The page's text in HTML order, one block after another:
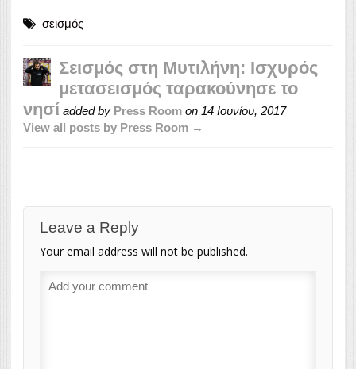
σεισμός
Σεισμός στη Μυτιλήνη: Ισχυρός
μετασεισμός ταρακούνησε το
νησί added by Press Room on 14 Ιουνίου, 2017
View all posts by Press Room →
Leave a Reply
Your email address will not be published.